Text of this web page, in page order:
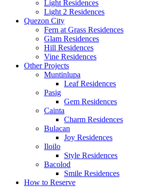
Light Residences
Light 2 Residences
Quezon City
Fern at Grass Residences
Glam Residences
Hill Residences
Vine Residences
Other Projects
Muntinlupa
Leaf Residences
Pasig
Gem Residences
Cainta
Charm Residences
Bulacan
Joy Residences
Iloilo
Style Residences
Bacolod
Smile Residences
How to Reserve